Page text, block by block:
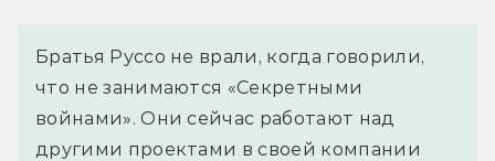
Братья Руссо не врали, когда говорили,
что не занимаются «Секретными
войнами». Они сейчас работают над
другими проектами в своей компании